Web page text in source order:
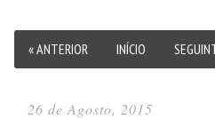
« ANTERIOR INÍCIO
26 de Agosto, 2015